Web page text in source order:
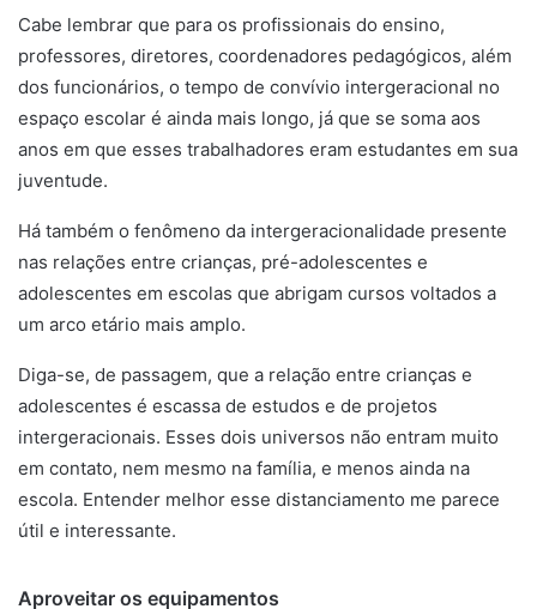
Cabe lembrar que para os profissionais do ensino,
professores, diretores, coordenadores pedagógicos, além
dos funcionários, o tempo de convívio intergeracional no
espaço escolar é ainda mais longo, já que se soma aos
anos em que esses trabalhadores eram estudantes em sua
juventude.
Há também o fenômeno da intergeracionalidade presente
nas relações entre crianças, pré-adolescentes e
adolescentes em escolas que abrigam cursos voltados a
um arco etário mais amplo.
Diga-se, de passagem, que a relação entre crianças e
adolescentes é escassa de estudos e de projetos
intergeracionais. Esses dois universos não entram muito
em contato, nem mesmo na família, e menos ainda na
escola. Entender melhor esse distanciamento me parece
útil e interessante.
Aproveitar os equipamentos